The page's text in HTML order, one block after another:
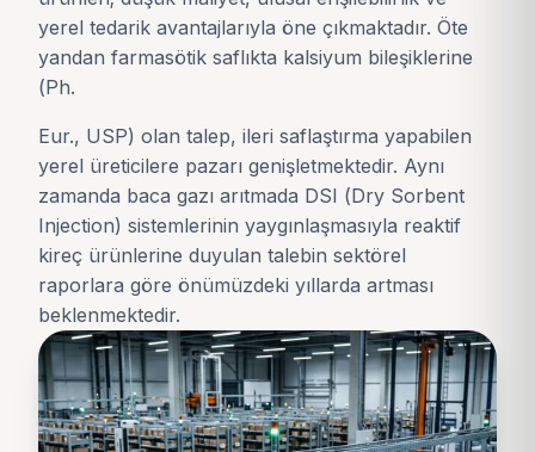
yerel tedarik avantajlarıyla öne çıkmaktadır. Öte
yandan farmasötik saflıkta kalsiyum bileşiklerine
(Ph.
Eur., USP) olan talep, ileri saflaştırma yapabilen
yerel üreticilere pazarı genişletmektedir. Aynı
zamanda baca gazı arıtmada DSI (Dry Sorbent
Injection) sistemlerinin yaygınlaşmasıyla reaktif
kireç ürünlerine duyulan talebin sektörel
raporlara göre önümüzdeki yıllarda artması
beklenmektedir.